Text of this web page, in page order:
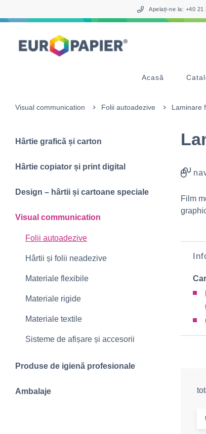
Apelați-ne la: +40 21
Acasă
Visual communication Folii autoadezive Laminare
Hârtie grafică și carton
Hârtie copiator și print digital
Design – hârtii și cartoane speciale
Visual communication
Folii autoadezive
Hârtii și folii neadezive
Materiale flexibile
Materiale rigide
Materiale textile
Sisteme de afișare și accesorii
Produse de igienă profesionale
Ambalaje
Film